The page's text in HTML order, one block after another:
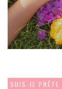
SUIS-JE PRÊTE